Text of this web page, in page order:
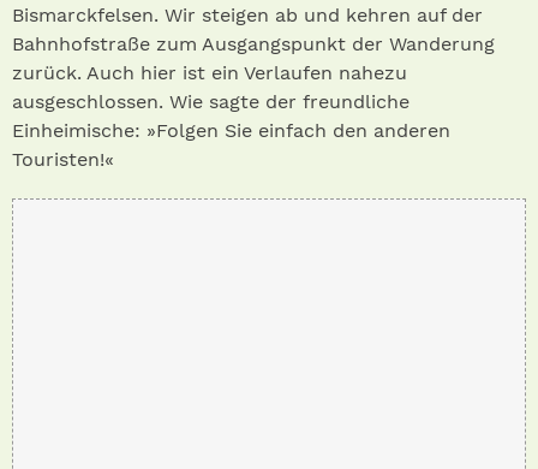
Bismarckfelsen. Wir steigen ab und kehren auf der
Bahnhofstraße zum Ausgangspunkt der Wanderung
zurück. Auch hier ist ein Verlaufen nahezu
ausgeschlossen. Wie sagte der freundliche
Einheimische: »Folgen Sie einfach den anderen
Touristen!«